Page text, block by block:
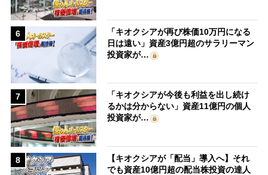
6
「キオクシアが再び株価10万円になる
日は遠い」資産3億円超のサラリーマン
投資家が…
7
「キオクシアが今後も利益を出し続け
るかは分からない」資産11億円の個人
投資家が…
8
【キオクシアが「配当」導入へ】それ
でも資産10億円超の配当株投資の達人